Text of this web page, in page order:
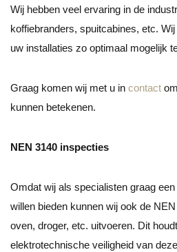
Wij hebben veel ervaring in de
koffiebranders, spuitcabines, etc.
uw installaties zo optimaal mogelijk
Graag komen wij met u in contact
kunnen betekenen.
NEN 3140 inspecties
Omdat wij als specialisten graag
willen bieden kunnen wij ook de
oven, droger, etc. uitvoeren. Dit
elektrotechnische veiligheid van